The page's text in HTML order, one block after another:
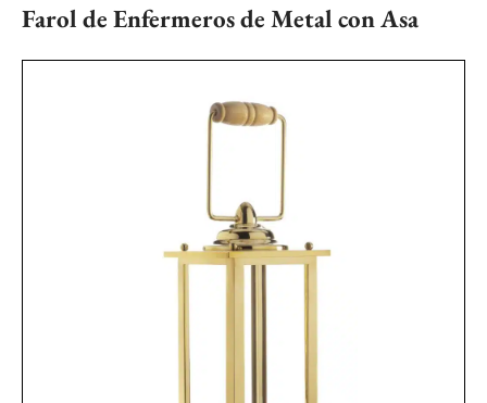
Farol de Enfermeros de Metal con Asa